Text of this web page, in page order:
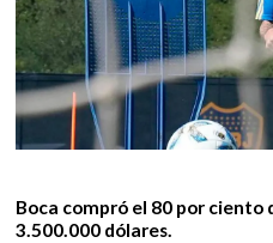
Boca compró el 80 por ciento
3.500.000 dólares.